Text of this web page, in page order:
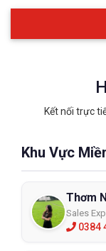
Kết nối trực
Khu Vực
Thơm
Sales
0384